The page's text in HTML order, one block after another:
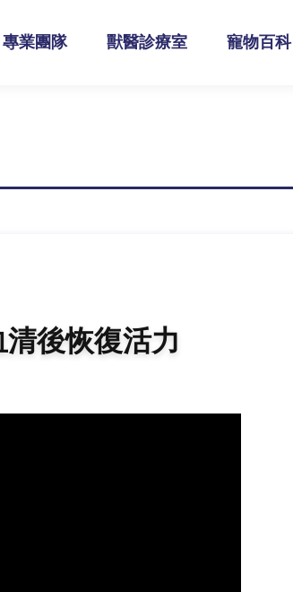
專業團隊 獸醫診療室 寵物百科
後恢復活力